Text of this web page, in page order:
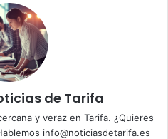
de Tarifa
y veraz en Tarifa. ¿Quieres
info@noticiasdetarifa.es